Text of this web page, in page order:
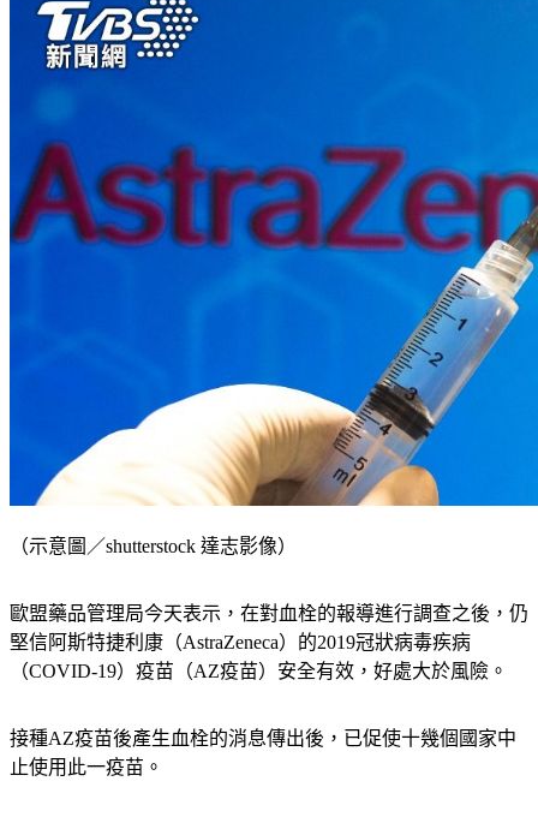
（示意圖／shutterstock 達志影像）
歐盟藥品管理局今天表示，在對血栓的報導進行調查之後，仍
堅信阿斯特捷利康（AstraZeneca）的2019冠狀病毒疾病
（COVID-19）疫苗（AZ疫苗）安全有效，好處大於風險。
接種AZ疫苗後產生血栓的消息傳出後，已促使十幾個國家中
止使用此一疫苗。